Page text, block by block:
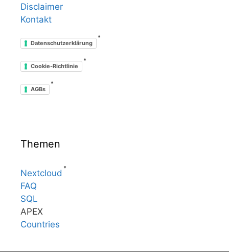
Disclaimer
Kontakt
Datenschutzerklärung
*
Cookie-Richtlinie
*
AGBs
*
Themen
Nextcloud
*
FAQ
SQL
APEX
Countries